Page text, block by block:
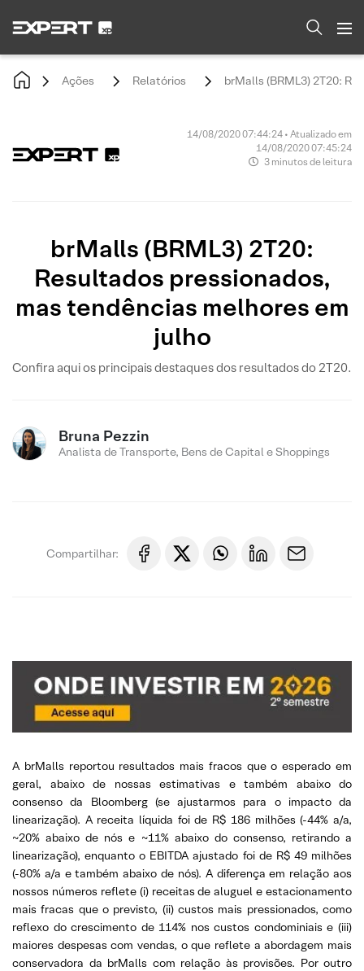
Ações Relatórios brMalls (BRML3) 2T20:
14/08/2020 07:44:24 • Atualizado em
14/08/2020 07:45:24
3 minutos de leitura
brMalls (BRML3) 2T20:
Resultados pressionados,
mas tendências melhores em
julho
Confira aqui os principais destaques dos resultados do 2T20.
Bruna Pezzin
Analista de Transporte, Bens de Capital e Shoppings
Compartilhar:
A brMalls reportou resultados mais fracos que o esperado em
geral, abaixo de nossas estimativas e também abaixo do
consenso da Bloomberg (se ajustarmos para o impacto da
linearização). A receita líquida foi de R$ 186 milhões (-44% a/a,
~20% abaixo de nós e ~11% abaixo do consenso, retirando a
linearização), enquanto o EBITDA ajustado foi de R$ 49 milhões
(-80% a/a e também abaixo de nós). A diferença em relação aos
nossos números reflete (i) receitas de aluguel e estacionamento
mais fracas que o previsto, (ii) custos mais pressionados, como
reflexo do crescimento de 114% nos custos condominiais e (iii)
maiores despesas com vendas, o que reflete a abordagem mais
conservadora da brMalls com relação às provisões. Por outro